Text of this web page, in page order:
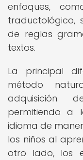
enfoques,
traductológico,
de reglas
textos.
La principal
método
adquisición
permitiendo a
idioma de
los niños al
otro lado, los